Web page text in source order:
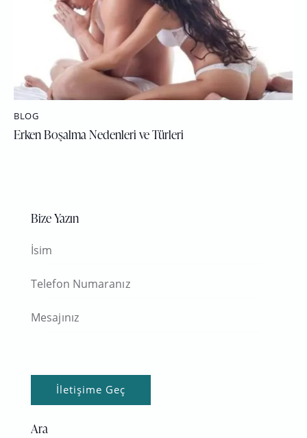
BLOG
Erken Boşalma Nedenleri ve Türleri
Bize Yazın
Ara